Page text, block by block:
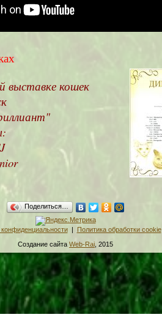
выставке кошек
Поделиться…
| Политика обработки cookie
Создание сайта Web-Rai , 2015